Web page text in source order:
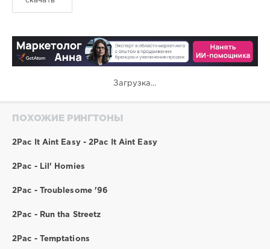
Загрузка...
ПОХОЖИЕ РИНГТОНЫ
2Pac It Aint Easy - 2Pac It Aint Easy
2Pac - Lil' Homies
2Pac - Troublesome '96
2Pac - Run tha Streetz
2Pac - Temptations